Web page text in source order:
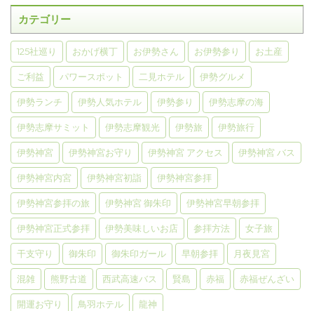
カテゴリー
125社巡り おかげ横丁 お伊勢さん お伊勢参り お土産
ご利益 パワースポット 二見ホテル 伊勢グルメ
伊勢ランチ 伊勢人気ホテル 伊勢参り 伊勢志摩の海
伊勢志摩サミット 伊勢志摩観光 伊勢旅 伊勢旅行
伊勢神宮 伊勢神宮お守り 伊勢神宮 アクセス 伊勢神宮 バス
伊勢神宮内宮 伊勢神宮初詣 伊勢神宮参拝
伊勢神宮参拝の旅 伊勢神宮 御朱印 伊勢神宮早朝参拝
伊勢神宮正式参拝 伊勢美味しいお店 参拝方法 女子旅
干支守り 御朱印 御朱印ガール 早朝参拝 月夜見宮
混雑 熊野古道 西武高速バス 賢島 赤福 赤福ぜんざい
開運お守り 鳥羽ホテル 龍神